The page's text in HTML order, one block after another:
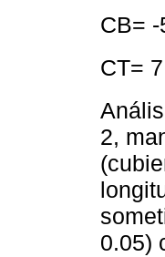
CB=
CT=
2,
0.05)